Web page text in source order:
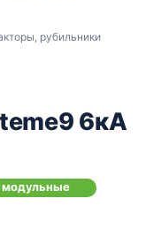
рубильники
6кА
модульные